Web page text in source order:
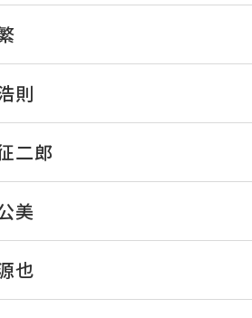
則
二郎
美
也